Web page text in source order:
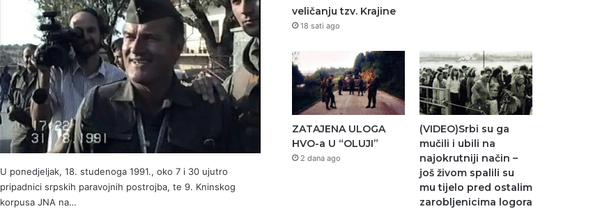
U ponedjeljak, 18. studenoga 1991., oko 7 i 30 ujutro
pripadnici srpskih paravojnih postrojba, te 9. Kninskog
korpusa JNA na…
veličanju tzv. Krajine
18 sati ago
ZATAJENA ULOGA
HVO-a U “OLUJI”
2 dana ago
(VIDEO)Srbi su ga
mučili i ubili na
najokrutniji način –
još živom spalili su
mu tijelo pred ostalim
zarobljenicima logora